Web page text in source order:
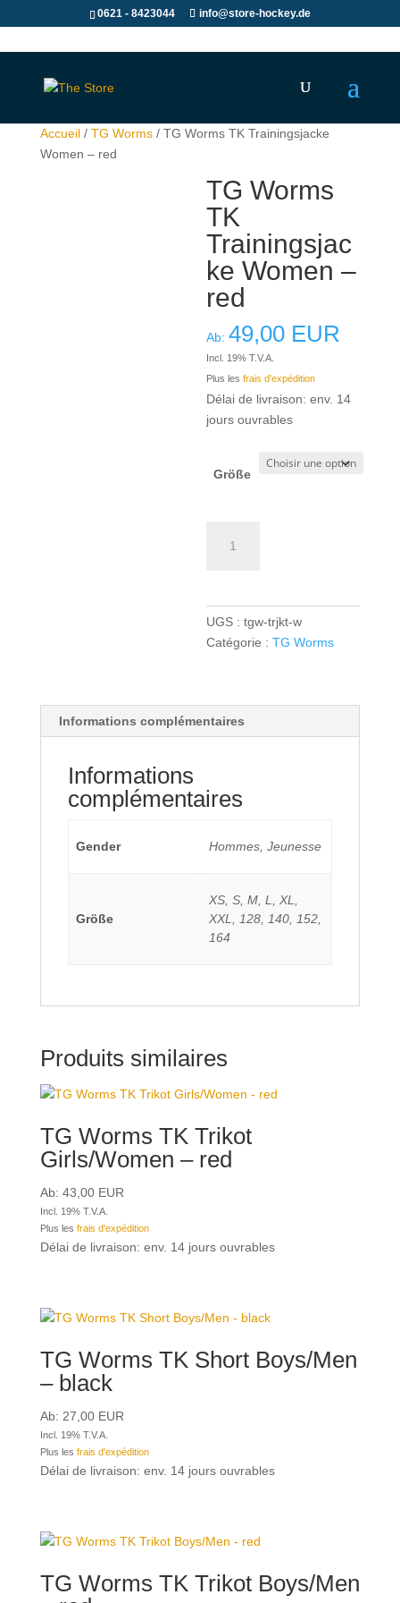
0621 - 8423044 info@store-hockey.de
Accueil/ TG Worms/ TG Worms TK Trainingsjacke
Women – red
TG Worms
TK
Trainingsjac
ke Women –
red
Ab:49,00 EUR
Incl. 19% T.V.A.
Plus lesfrais d'expédition
Délai de livraison: env. 14
jours ouvrables
Größe
Trainingsjacke
Women
UGS :tgw-trjkt-w
Catégorie :TG Worms
Informations complémentaires
Informations
complémentaires
Gender Hommes, Jeunesse
Größe
XS, S, M, L, XL,
XXL, 128, 140, 152,
164
Produits similaires
TG Worms TK Trikot
Girls/Women – red
Ab: 43,00EUR
Incl. 19% T.V.A.
Plus les frais d'expédition
Délai de livraison: env. 14 jours ouvrables
TG Worms TK Short Boys/Men
– black
Ab: 27,00EUR
Incl. 19% T.V.A.
Plus les frais d'expédition
Délai de livraison: env. 14 jours ouvrables
TG Worms TK Trikot Boys/Men